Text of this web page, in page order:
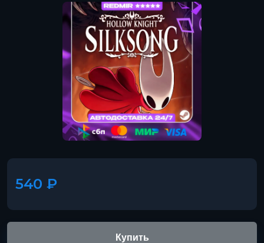
540 ₽
Купить